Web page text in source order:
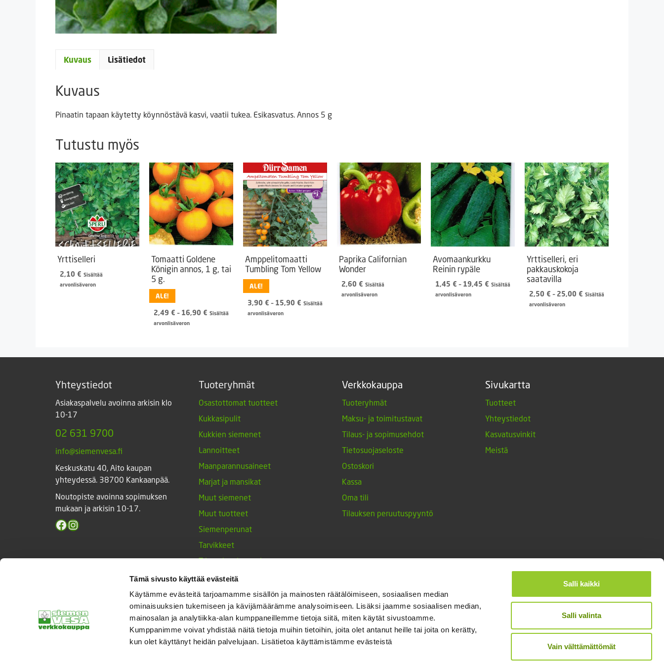
Tämä sivusto käyttää evästeitä
Käytämme evästeitä tarjoamamme sisällön ja mainosten räätälöimiseen, sosiaalisen median
ominaisuuksien tukemiseen ja kävijämäärämme analysoimiseen. Lisäksi jaamme sosiaalisen median,
mainosalan ja analytiikka-alan kumppaneillemme tietoja siitä, miten käytät sivustoamme.
Kumppanimme voivat yhdistää näitä tietoja muihin tietoihin, joita olet antanut heille tai joita on kerätty,
kun olet käyttänyt heidän palvelujaan. Lisätietoa käyttämistämme evästeistä
Salli kaikki
Salli valinta
Vain välttämättömät
Kuvaus Lisätiedot
Kuvaus
Pinaatin tapaan käytetty köynnöstävä kasvi, vaatii tukea. Esikasvatus. Annos 5 g
Tutustu myös
Yrttiselleri
2,10 € Sisältää
arvonlisäveron
Tomaatti Goldene
Königin annos, 1 g, tai
5 g.
ALE!
2,49 € – 16,90 € Hintaluokka:
Sisältää
arvonlisäveron
Amppelitomaatti
Tumbling Tom Yellow
ALE!
3,90 € – 15,90 € Hintaluokka:
Sisältää
arvonlisäveron
Paprika Californian
Wonder
2,60 € Sisältää
arvonlisäveron
Avomaankurkku
Reinin rypäle
1,45 € – 19,45 € Hintaluokka:
Sisältää
arvonlisäveron
Yrttiselleri, eri
pakkauskokoja
saatavilla
2,50 € – 25,00 € Hintaluokka:
Sisältää
arvonlisäveron
Yhteystiedot
Asiakaspalvelu avoinna arkisin klo
10-17
02 631 9700
info@siemenvesa.fi
Keskuskatu 40, Aito kaupan
yhteydessä. 38700 Kankaanpää.
Noutopiste avoinna sopimuksen
mukaan ja arkisin 10-17.
Facebook
Instagram
Tuoteryhmät
Osastottomat tuotteet
Kukkasipulit
Kukkien siemenet
Lannoitteet
Maanparannusaineet
Marjat ja mansikat
Muut siemenet
Muut tuotteet
Siemenperunat
Tarvikkeet
Triumph-tulppaanit
Vihannesten siemenet
Yrtit ja maustekasvit
Verkkokauppa
Tuoteryhmät
Maksu- ja toimitustavat
Tilaus- ja sopimusehdot
Tietosuojaseloste
Ostoskori
Kassa
Oma tili
Tilauksen peruutuspyyntö
Sivukartta
Tuotteet
Yhteystiedot
Kasvatusvinkit
Meistä
Designed and Released by Rock My Business®
© Siemenvesa